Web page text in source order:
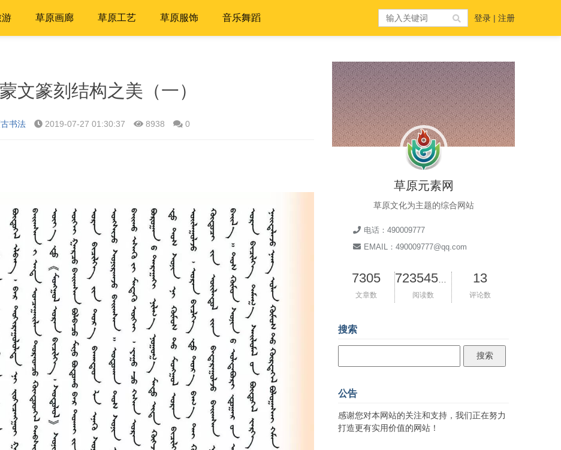
游 草原画廊 草原工艺 草原服饰 音乐舞蹈 登录 | 注册
文篆刻结构之美（一）
书法 2019-07-27 01:30:37 8938 0
草原元素网
草原文化为主题的综合网站
电话：490009777
EMAIL：490009777@qq.com
7305
文章数 阅读数
13
评论数
搜索
公告
感谢您对本网站的关注和支持，我们正在努力
打造更有实用价值的网站！